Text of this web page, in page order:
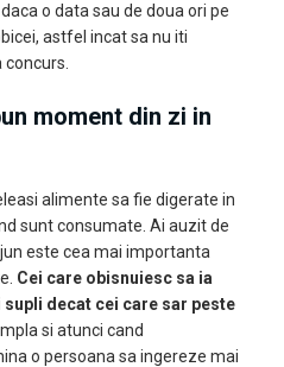
o data sau de doua ori pe
astfel incat sa nu iti
moment din zi in
alimente sa fie digerate in
sunt consumate. Ai auzit de
este cea mai importanta
Cei care obisnuiesc sa ia
decat cei care sar peste
si atunci cand
o persoana sa ingereze mai